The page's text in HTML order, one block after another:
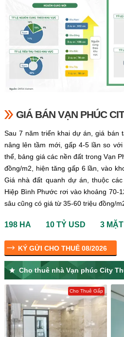
GIÁ BÁN VẠN PHÚC
Sau 7 năm triển khai dự án, giá bán
nâng lên tầm mới, gấp 4-5 lần so
thể, bảng giá các nền đất trong Vạn
đồng/m2, hiện tăng gấp 6 lần, vào
Giá nhà đất quanh dự án, thuộc
Hiệp Bình Phước rơi vào khoảng 70-
sâu cũng có giá từ 35-60 triệu đồng/
198 HA 10 TỶ USD 3
KÝ GỬI CHO THUÊ 08/2026
Cho thuê nhà Vạn phúc City
Cho Thuê Gấp